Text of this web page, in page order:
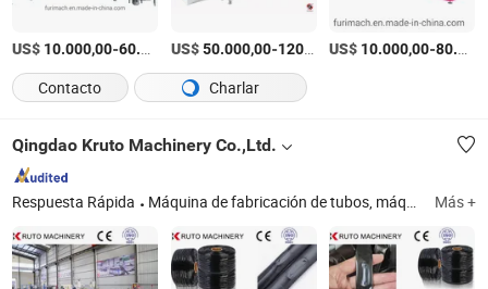
US$ 10.000,00-60.000,00 /Pieza
US$50.000,00-120.000,00 /Pieza
US$ 10.000,00-80.000,00
Contacto Charlar
Qingdao Kruto Machinery Co.,Ltd.
Respuesta Rápida Máquina de fabricación de tubos, máquina de tubos, extrusora de plástico, máquina de extrusión, máquina de tubos de HDPE, máquina de fabricación de tubos de PVC, máquina de geomembrana, máquina de extrusión de láminas de ABS, extrusora de tubos de goteo, línea de producción de césped artificial Más +